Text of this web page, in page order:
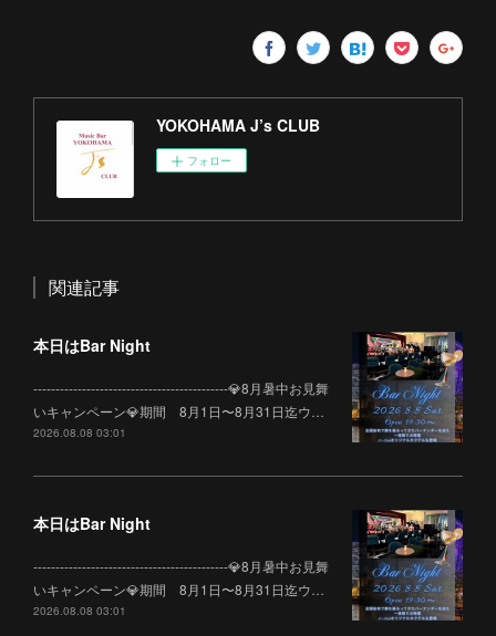
YOKOHAMA J’s CLUB
フォロー
関連記事
本日はBar Night
--------------------------------------------💎8月暑中お見舞
いキャンペーン💎期間 8月1日〜8月31日迄ウ…
2026.08.08 03:01
本日はBar Night
--------------------------------------------💎8月暑中お見舞
いキャンペーン💎期間 8月1日〜8月31日迄ウ…
2026.08.08 03:01